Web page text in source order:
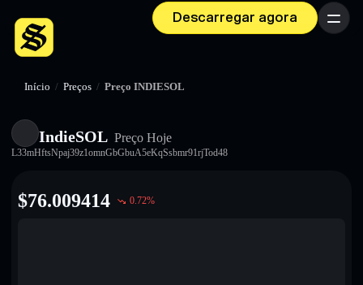
Descarregar agora Menu
Início / Preços / Preço INDIESOL
IndieSOL Preço Hoje
L33mHftsNpaj39z1omnGbGbuA5eKqSsbmr91rjTod48
$76.009414 0.72%